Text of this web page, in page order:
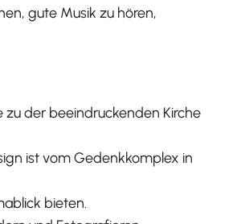
gute Musik zu hören,
zu der beeindruckenden Kirche
ist vom Gedenkkomplex in
bieten.